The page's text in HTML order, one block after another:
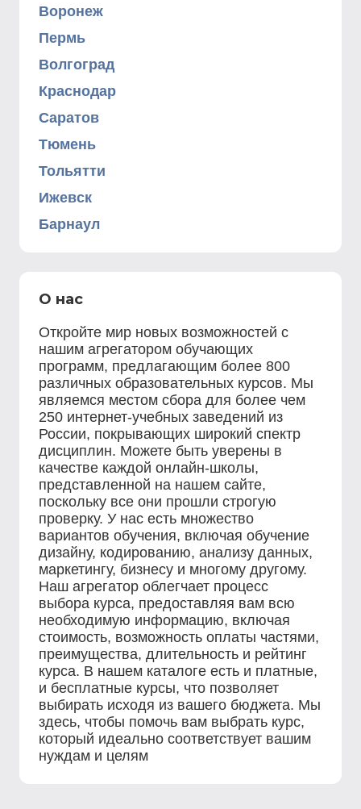
Воронеж
Пермь
Волгоград
Краснодар
Саратов
Тюмень
Тольятти
Ижевск
Барнаул
О нас
Откройте мир новых возможностей с
нашим агрегатором обучающих
программ, предлагающим более 800
различных образовательных курсов. Мы
являемся местом сбора для более чем
250 интернет-учебных заведений из
России, покрывающих широкий спектр
дисциплин. Можете быть уверены в
качестве каждой онлайн-школы,
представленной на нашем сайте,
поскольку все они прошли строгую
проверку. У нас есть множество
вариантов обучения, включая обучение
дизайну, кодированию, анализу данных,
маркетингу, бизнесу и многому другому.
Наш агрегатор облегчает процесс
выбора курса, предоставляя вам всю
необходимую информацию, включая
стоимость, возможность оплаты частями,
преимущества, длительность и рейтинг
курса. В нашем каталоге есть и платные,
и бесплатные курсы, что позволяет
выбирать исходя из вашего бюджета. Мы
здесь, чтобы помочь вам выбрать курс,
который идеально соответствует вашим
нуждам и целям